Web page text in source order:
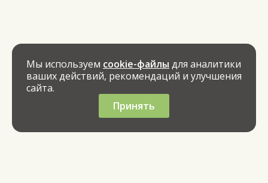
Мы используем cookie-файлы для аналитики
ваших действий, рекомендаций и улучшения
сайта.
Принять